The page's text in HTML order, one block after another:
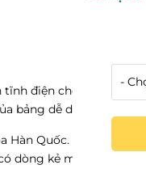
điện chống rỉ màu
bảng dễ dàng.
Quốc. Bảng viết
dòng kẻ mờ 5x5cm, có